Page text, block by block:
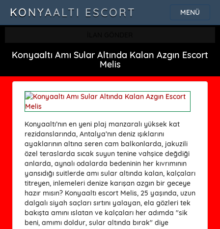
MENÜ
KONYAALTI ESCORT
Konyaaltı Amı Sular Altında Kalan Azgın Escort
Melis
Konyaaltı’nın en yeni plaj manzaralı yüksek kat
rezidanslarında, Antalya’nın deniz ışıklarını
ayaklarının altına seren cam balkonlarda, jakuzili
özel teraslarda sıcak suyun tenine vahşice değdiği
anlarda, aynalı odalarda bedeninin her kıvrımının
yansıdığı suitlerde amı sular altında kalan, kalçaları
titreyen, inlemeleri denize karışan azgın bir geceye
hazır mısın? Konyaaltı escort Melis, 25 yaşında, uzun
dalgalı siyah saçları sırtını yalayan, ela gözleri tek
bakışta amını ıslatan ve kalçaları her adımda "sik
beni, amımı doldur, sular altında bırak" diye